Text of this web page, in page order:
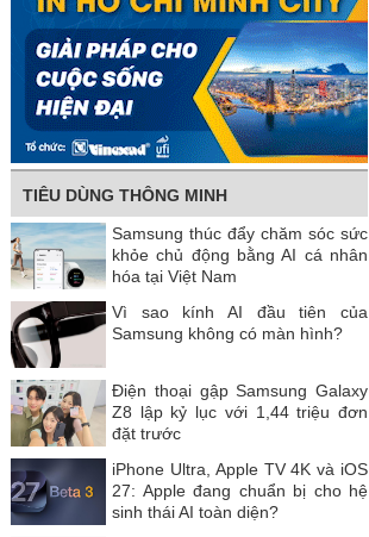
TIÊU DÙNG THÔNG MINH
Samsung thúc đẩy chăm sóc sức
khỏe chủ động bằng AI cá nhân
hóa tại Việt Nam
Vì sao kính AI đầu tiên của
Samsung không có màn hình?
Điện thoại gập Samsung Galaxy
Z8 lập kỷ lục với 1,44 triệu đơn
đặt trước
iPhone Ultra, Apple TV 4K và iOS
27: Apple đang chuẩn bị cho hệ
sinh thái AI toàn diện?